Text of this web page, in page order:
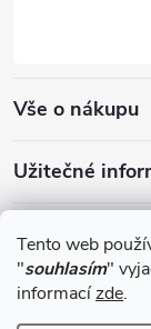
Tento web
"souhlasím"
informacízde.
Vše o nákupu
Užitečné
Blog